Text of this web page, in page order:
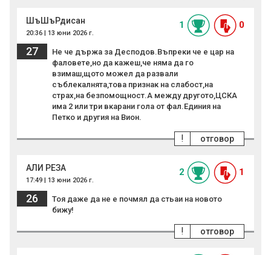
ШъШъРдисан
20:36 | 13 юни 2026 г.
1 0
27
Не че държа за Десподов.Въпреки че е цар на
фаловете,но да кажеш,че няма да го
взимаш,щото можел да развали
съблекалнята,това признак на слабост,на
страх,на безпомощност.А между другото,ЦСКА
има 2 или три вкарани гола от фал.Единия на
Петко и другия на Вион.
отговор
!
АЛИ РЕЗА
17:49 | 13 юни 2026 г.
2 1
26
Тоя даже да не е почмял да стьаи на новото
бижу!
отговор
!